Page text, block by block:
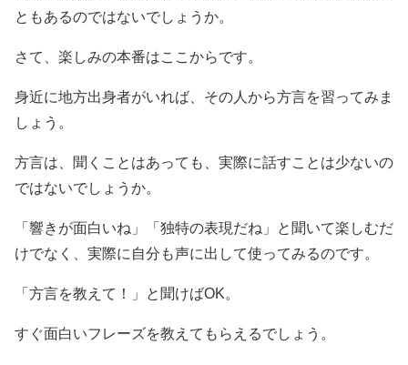
ともあるのではないでしょうか。
さて、楽しみの本番はここからです。
身近に地方出身者がいれば、その人から方言を習ってみま
しょう。
方言は、聞くことはあっても、実際に話すことは少ないの
ではないでしょうか。
「響きが面白いね」「独特の表現だね」と聞いて楽しむだ
けでなく、実際に自分も声に出して使ってみるのです。
「方言を教えて！」と聞けばOK。
すぐ面白いフレーズを教えてもらえるでしょう。